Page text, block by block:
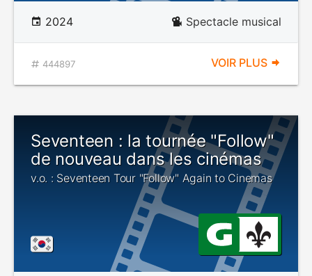
2024 Spectacle musical
444897 VOIR PLUS
Seventeen : la tournée "Follow"
de nouveau dans les cinémas
v.o. : Seventeen Tour "Follow" Again to Cinemas